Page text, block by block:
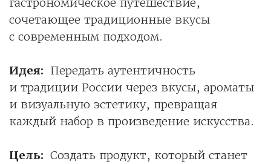
сочетающее традиционные вкусы
с современным подходом.
Идея: Передать аутентичность
и традиции России через вкусы, ароматы
и визуальную эстетику, превращая
каждый набор в произведение искусства.
Цель: Создать продукт, который станет